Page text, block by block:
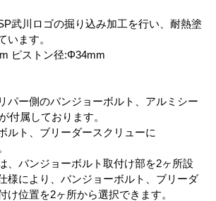
武川ロゴの掘り込み加工を行い、耐熱塗
います。
ピストン径:Φ34mm
パー側のバンジョーボルト、アルミシー
付属しております。
ルト、ブリーダースクリューに
、バンジョーボルト取付け部を2ヶ所設
様により、バンジョーボルト、ブリーダ
け位置を2ヶ所から選択できます。